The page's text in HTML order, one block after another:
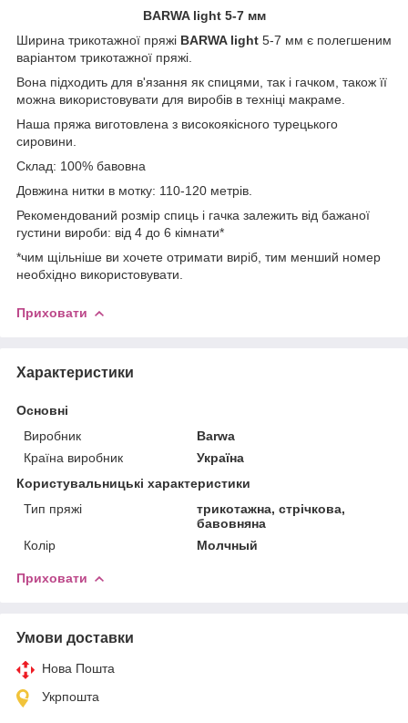
BARWA light 5-7 мм
Ширина трикотажної пряжі BARWA light 5-7 мм є полегшеним
варіантом трикотажної пряжі.
Вона підходить для в'язання як спицями, так і гачком, також її
можна використовувати для виробів в техніці макраме.
Наша пряжа виготовлена з високоякісного турецького
сировини.
Склад: 100% бавовна
Довжина нитки в мотку: 110-120 метрів.
Рекомендований розмір спиць і гачка залежить від бажаної
густини вироби: від 4 до 6 кімнати*
*чим щільніше ви хочете отримати виріб, тим менший номер
необхідно використовувати.
Приховати
Характеристики
Основні
Виробник
Barwa
Країна виробник
Україна
Користувальницькі характеристики
Тип пряжі
трикотажна, стрічкова,
бавовняна
Колір
Молчный
Приховати
Умови доставки
Нова Пошта
Укрпошта